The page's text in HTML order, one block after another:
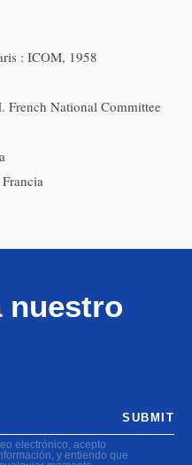
: ICOM, 1958
French National Committee
nuestro
electrónico, acepto
y entiendo que
SUBMIT